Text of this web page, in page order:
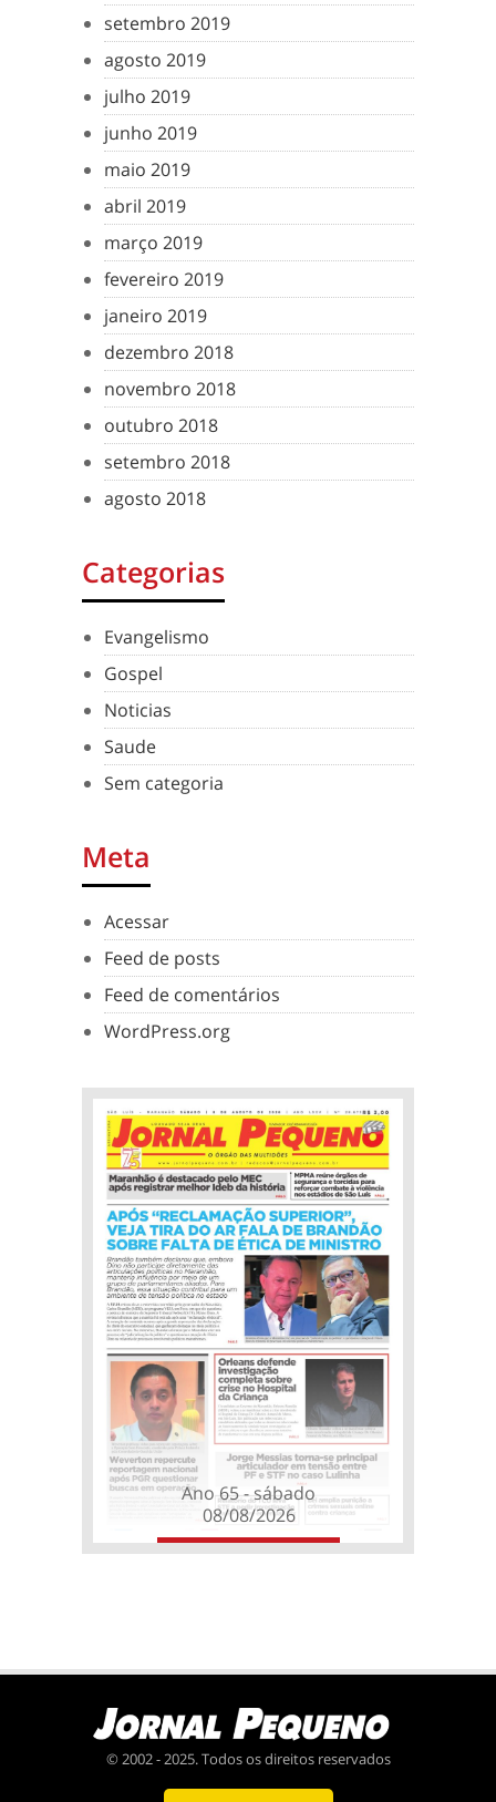
setembro 2019
agosto 2019
julho 2019
junho 2019
maio 2019
abril 2019
março 2019
fevereiro 2019
janeiro 2019
dezembro 2018
novembro 2018
outubro 2018
setembro 2018
agosto 2018
Categorias
Evangelismo
Gospel
Noticias
Saude
Sem categoria
Meta
Acessar
Feed de posts
Feed de comentários
WordPress.org
Ano 65 - sábado
08/08/2026
© 2002 - 2025. Todos os direitos reservados